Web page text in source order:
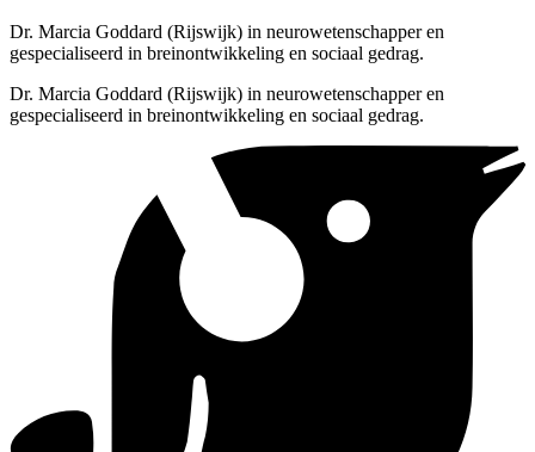
Dr. Marcia Goddard (Rijswijk) in neurowetenschapper en
gespecialiseerd in breinontwikkeling en sociaal gedrag.
Dr. Marcia Goddard (Rijswijk) in neurowetenschapper en
gespecialiseerd in breinontwikkeling en sociaal gedrag.